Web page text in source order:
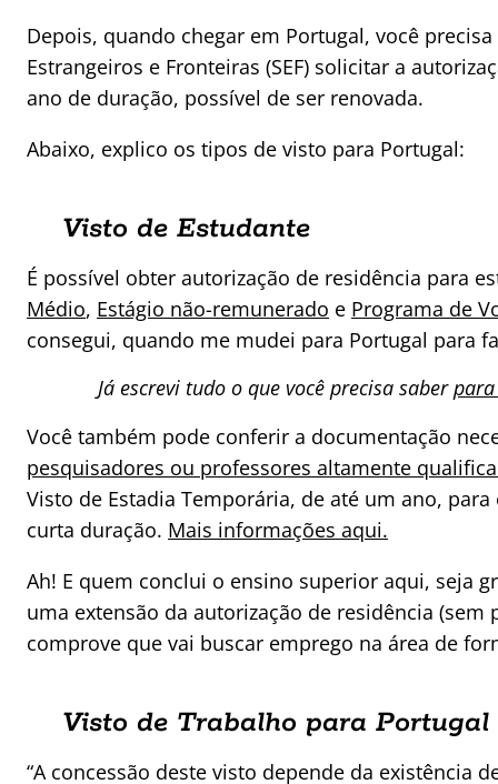
Depois, quando chegar em Portugal, você
Estrangeiros e Fronteiras (SEF) solicitar a
ano de duração, possível de ser renovada.
Abaixo, explico os tipos de visto para Portugal:
Visto de Estudante
É possível obter autorização de residência para
Médio, Estágio não-remunerado e Programa de
consegui, quando me mudei para Portugal para
Já escrevi tudo o que você precisa saber
Você também pode conferir a documentação
pesquisadores ou professores altamente
Visto de Estadia Temporária, de até um ano,
curta duração. Mais informações aqui.
Ah! E quem conclui o ensino superior aqui, seja
uma extensão da autorização de residência
comprove que vai buscar emprego na área de
Visto de Trabalho para Portugal
“A concessão deste visto depende da existência